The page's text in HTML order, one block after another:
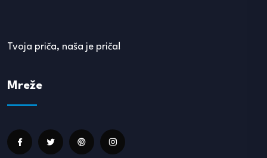
Tvoja priča, naša je priča!
Mreže